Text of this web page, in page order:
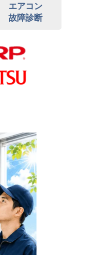
エアコン
故障診断